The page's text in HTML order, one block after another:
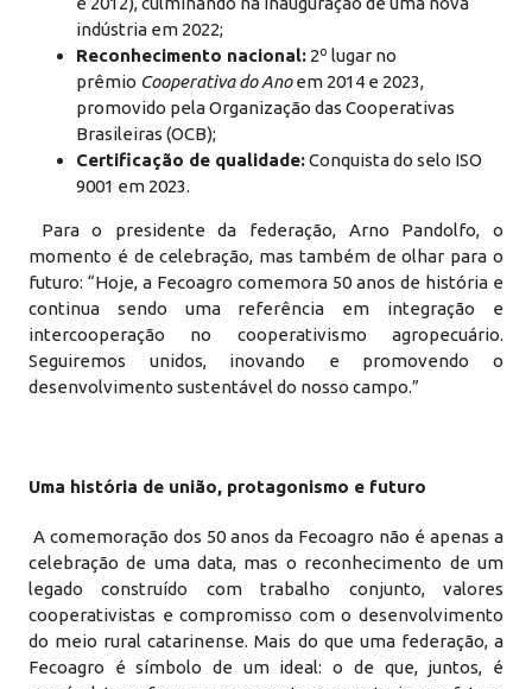
indústria em 2022;
Reconhecimento nacional: 2º lugar no
prêmio Cooperativa do Anoem 2014 e 2023,
promovido pela Organização das Cooperativas
Brasileiras (OCB);
Certificação de qualidade:Conquista do selo ISO
9001 em 2023.
Para o presidente da federação, Arno Pandolfo, o
momento é de celebração, mas também de olhar para o
futuro: “Hoje, a Fecoagro comemora 50 anos de história e
continua sendo uma referência em integração e
intercooperação no cooperativismo agropecuário.
Seguiremos unidos, inovando e promovendo o
desenvolvimento sustentável do nosso campo.”
Uma história de união, protagonismo e futuro
A comemoração dos 50 anos da Fecoagro não é apenas a
celebração de uma data, mas o reconhecimento de um
legado construído com trabalho conjunto, valores
cooperativistas e compromisso com o desenvolvimento
do meio rural catarinense. Mais do que uma federação, a
Fecoagro é símbolo de um ideal: o de que, juntos, é